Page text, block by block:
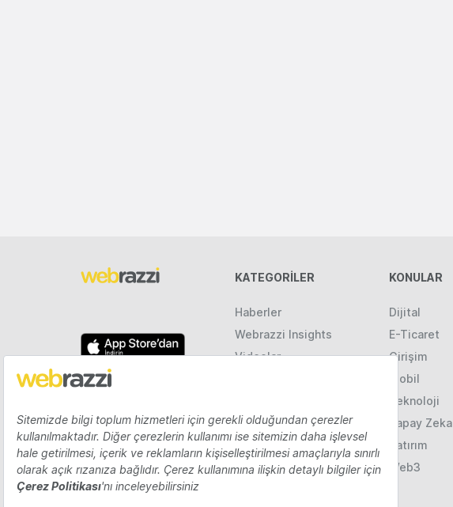
KATEGORILER
Haberler
Webrazzi Insights
Videolar
KONULAR
Dijital
E-Ticaret
Girişim
Mobil
Teknoloji
Yapay Zeka
Yatırım
Web3